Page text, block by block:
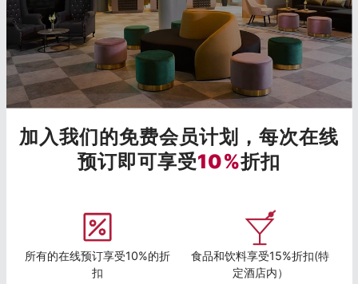
加入我们的免费会员计划，每次在线
预订即可享受10%折扣
所有的在线预订享受10%的折
扣
食品和饮料享受15%折扣(特
定酒店内）